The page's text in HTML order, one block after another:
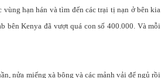
hạn hán và tìm đến các trại tị nạn ở bên kia
bên Kenya đã vượt quá con số 400.000. Và mỗi
nửa miếng xà bông và các mảnh vải để ngủ rồi